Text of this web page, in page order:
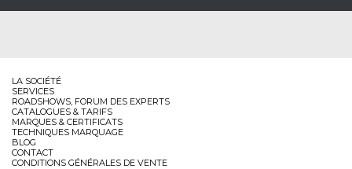
LA SOCIÉTÉ
SERVICES
ROADSHOWS, FORUM DES EXPERTS
CATALOGUES & TARIFS
MARQUES & CERTIFICATS
TECHNIQUES MARQUAGE
BLOG
CONTACT
CONDITIONS GÉNÉRALES DE VENTE